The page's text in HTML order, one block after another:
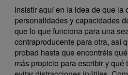
Insistir aquí en la idea de que la
personalidades y capacidades
que lo que funciona para una
contraproducente para otra, así
probad hasta que encontréis
más propicio para escribir y qué